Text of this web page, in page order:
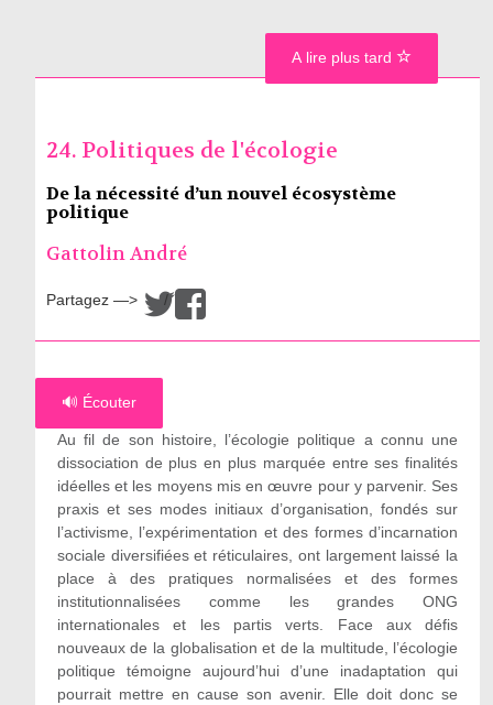
24. Politiques de l'écologie
De la nécessité d’un nouvel écosystème
politique
Gattolin André
Partagez —> /
🔊 Écouter
Au fil de son histoire, l’écologie politique a connu une
dissociation de plus en plus marquée entre ses finalités
idéelles et les moyens mis en œuvre pour y parvenir. Ses
praxis et ses modes initiaux d’organisation, fondés sur
l’activisme, l’expérimentation et des formes d’incarnation
sociale diversifiées et réticulaires, ont largement laissé la
place à des pratiques normalisées et des formes
institutionnalisées comme les grandes ONG
internationales et les partis verts. Face aux défis
nouveaux de la globalisation et de la multitude, l’écologie
politique témoigne aujourd’hui d’une inadaptation qui
pourrait mettre en cause son avenir. Elle doit donc se
A lire plus tard